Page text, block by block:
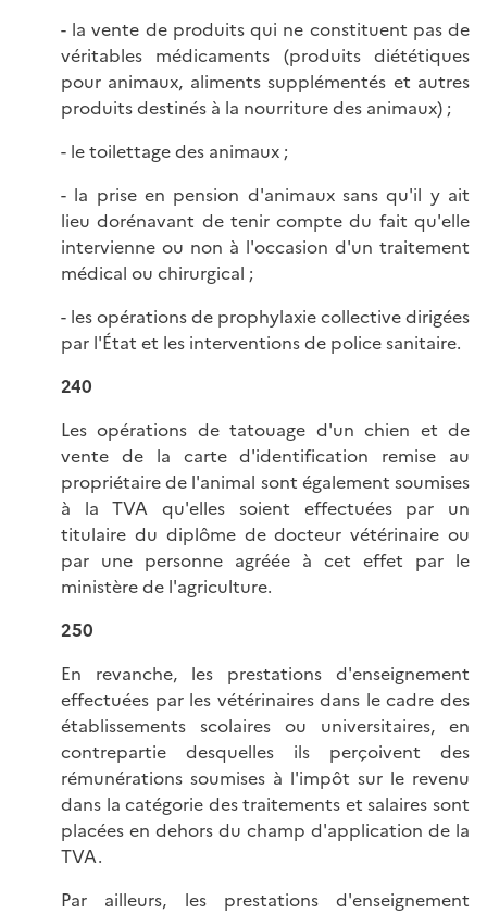
- la vente de produits qui ne constituent pas de
véritables médicaments (produits diététiques
pour animaux, aliments supplémentés et autres
produits destinés à la nourriture des animaux) ;
- le toilettage des animaux ;
- la prise en pension d'animaux sans qu'il y ait
lieu dorénavant de tenir compte du fait qu'elle
intervienne ou non à l'occasion d'un traitement
médical ou chirurgical ;
- les opérations de prophylaxie collective dirigées
par l'État et les interventions de police sanitaire.
240
Les opérations de tatouage d'un chien et de
vente de la carte d'identification remise au
propriétaire de l'animal sont également soumises
à la TVA qu'elles soient effectuées par un
titulaire du diplôme de docteur vétérinaire ou
par une personne agréée à cet effet par le
ministère de l'agriculture.
250
En revanche, les prestations d'enseignement
effectuées par les vétérinaires dans le cadre des
établissements scolaires ou universitaires, en
contrepartie desquelles ils perçoivent des
rémunérations soumises à l'impôt sur le revenu
dans la catégorie des traitements et salaires sont
placées en dehors du champ d'application de la
TVA.
Par ailleurs, les prestations d'enseignement